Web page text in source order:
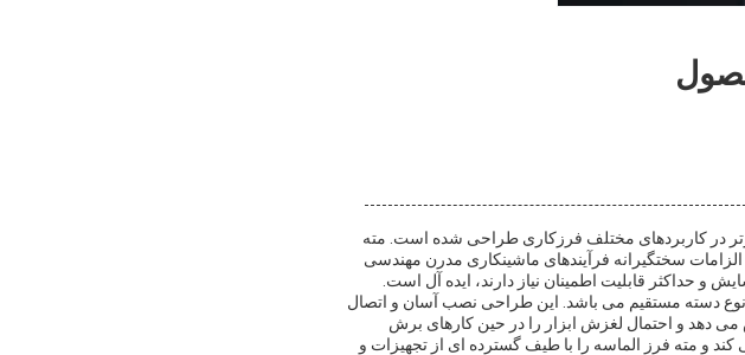
در کاربردهای مختلف فرزکاری طراحی شده است. مته
سختگیرانه فرآیندهای ماشینکاری مدرن مهندسی
و حداکثر قابلیت اطمینان نیاز دارند، ایده آل است.
دسته مستقیم می باشد. این طراحی نصب آسان و اتصال
می دهد و احتمال لغزش ابزار را در حین کارهای برش
و مته فرز الماسه را با طیف گسترده ای از تجهیزات و